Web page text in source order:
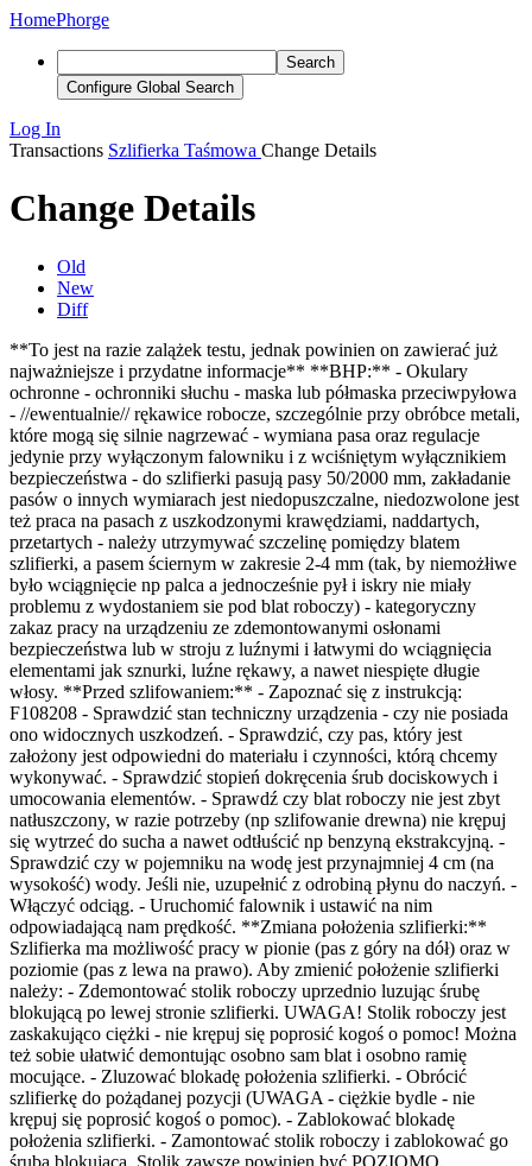
HomePhorge
Search
Configure Global Search
Log In
Transactions Szlifierka Taśmowa Change Details
Change Details
Old
New
Diff
**To jest na razie zalążek testu, jednak powinien on zawierać już
najważniejsze i przydatne informacje** **BHP:** - Okulary
ochronne - ochronniki słuchu - maska lub półmaska przeciwpyłowa
- //ewentualnie// rękawice robocze, szczególnie przy obróbce metali,
które mogą się silnie nagrzewać - wymiana pasa oraz regulacje
jedynie przy wyłączonym falowniku i z wciśniętym wyłącznikiem
bezpieczeństwa - do szlifierki pasują pasy 50/2000 mm, zakładanie
pasów o innych wymiarach jest niedopuszczalne, niedozwolone jest
też praca na pasach z uszkodzonymi krawędziami, naddartych,
przetartych - należy utrzymywać szczelinę pomiędzy blatem
szlifierki, a pasem ściernym w zakresie 2-4 mm (tak, by niemożłiwe
było wciągnięcie np palca a jednocześnie pył i iskry nie miały
problemu z wydostaniem sie pod blat roboczy) - kategoryczny
zakaz pracy na urządzeniu ze zdemontowanymi osłonami
bezpieczeństwa lub w stroju z luźnymi i łatwymi do wciągnięcia
elementami jak sznurki, luźne rękawy, a nawet niespięte długie
włosy. **Przed szlifowaniem:** - Zapoznać się z instrukcją:
F108208 - Sprawdzić stan techniczny urządzenia - czy nie posiada
ono widocznych uszkodzeń. - Sprawdzić, czy pas, który jest
założony jest odpowiedni do materiału i czynności, którą chcemy
wykonywać. - Sprawdzić stopień dokręcenia śrub dociskowych i
umocowania elementów. - Sprawdź czy blat roboczy nie jest zbyt
natłuszczony, w razie potrzeby (np szlifowanie drewna) nie krępuj
się wytrzeć do sucha a nawet odtłuścić np benzyną ekstrakcyjną. -
Sprawdzić czy w pojemniku na wodę jest przynajmniej 4 cm (na
wysokość) wody. Jeśli nie, uzupełnić z odrobiną płynu do naczyń. -
Włączyć odciąg. - Uruchomić falownik i ustawić na nim
odpowiadającą nam prędkość. **Zmiana położenia szlifierki:**
Szlifierka ma możliwość pracy w pionie (pas z góry na dół) oraz w
poziomie (pas z lewa na prawo). Aby zmienić położenie szlifierki
należy: - Zdemontować stolik roboczy uprzednio luzując śrubę
blokującą po lewej stronie szlifierki. UWAGA! Stolik roboczy jest
zaskakująco ciężki - nie krępuj się poprosić kogoś o pomoc! Można
też sobie ułatwić demontując osobno sam blat i osobno ramię
mocujące. - Zluzować blokadę położenia szlifierki. - Obrócić
szlifierkę do pożądanej pozycji (UWAGA - ciężkie bydle - nie
krępuj się poprosić kogoś o pomoc). - Zablokować blokadę
położenia szlifierki. - Zamontować stolik roboczy i zablokować go
śrubą blokującą. Stolik zawsze powinien być POZIOMO.